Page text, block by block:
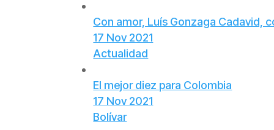
Con amor, Luís Gonzaga Cadavid,
17 Nov 2021
Actualidad
El mejor diez para Colombia
17 Nov 2021
Bolívar